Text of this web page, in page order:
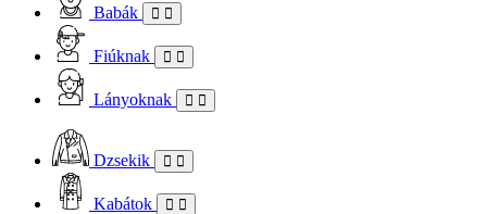
Babák
Fiúknak
Lányoknak
Dzsekik
Kabátok